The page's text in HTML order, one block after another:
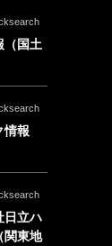
（国土
情報
日立ハ
関東地